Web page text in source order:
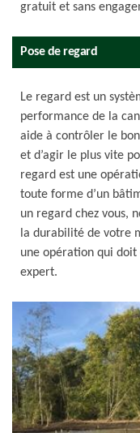
gratuit et sans
Pose de regard
Le regard est un
performance de la
aide à contrôler le
et d’agir le plus vite
regard est une
toute forme d’un
un regard chez vous,
la durabilité de votre
une opération qui doit
expert.